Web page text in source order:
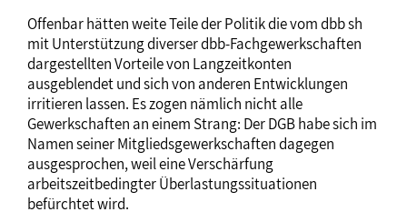
Offenbar hätten weite Teile der Politik die vom dbb sh
mit Unterstützung diverser dbb-Fachgewerkschaften
dargestellten Vorteile von Langzeitkonten
ausgeblendet und sich von anderen Entwicklungen
irritieren lassen. Es zogen nämlich nicht alle
Gewerkschaften an einem Strang: Der DGB habe sich im
Namen seiner Mitgliedsgewerkschaften dagegen
ausgesprochen, weil eine Verschärfung
arbeitszeitbedingter Überlastungssituationen
befürchtet wird.